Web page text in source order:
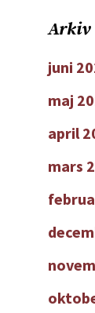
Arkiv
juni
maj
april
mars